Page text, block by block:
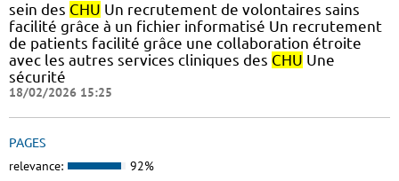
sein des CHU Un recrutement de volontaires sains
facilité grâce à un fichier informatisé Un recrutement
de patients facilité grâce une collaboration étroite
avec les autres services cliniques des CHU Une
sécurité
18/02/2026 15:25
PAGES
relevance: 92%